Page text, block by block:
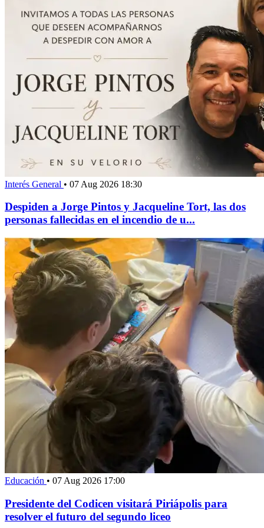
Interés General • 07 Aug 2026 18:30
Despiden a Jorge Pintos y Jacqueline Tort, las dos
personas fallecidas en el incendio de u...
Educación • 07 Aug 2026 17:00
Presidente del Codicen visitará Piriápolis para
resolver el futuro del segundo liceo